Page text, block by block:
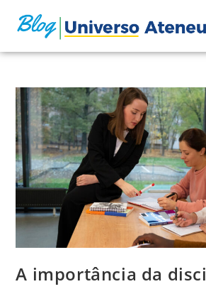
A importância da